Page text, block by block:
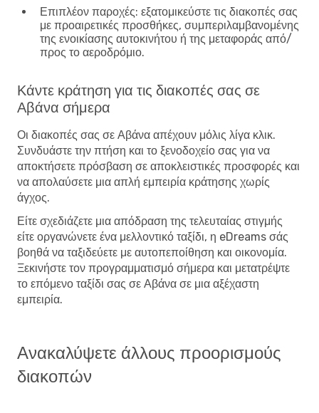
Επιπλέον παροχές: εξατομικεύστε τις διακοπές σας
με προαιρετικές προσθήκες, συμπεριλαμβανομένης
της ενοικίασης αυτοκινήτου ή της μεταφοράς από/
προς το αεροδρόμιο.
Κάντε κράτηση για τις διακοπές σας σε
Αβάνα σήμερα
Οι διακοπές σας σε Αβάνα απέχουν μόλις λίγα κλικ.
Συνδυάστε την πτήση και το ξενοδοχείο σας για να
αποκτήσετε πρόσβαση σε αποκλειστικές προσφορές και
να απολαύσετε μια απλή εμπειρία κράτησης χωρίς
άγχος.
Είτε σχεδιάζετε μια απόδραση της τελευταίας στιγμής
είτε οργανώνετε ένα μελλοντικό ταξίδι, η eDreams σάς
βοηθά να ταξιδεύετε με αυτοπεποίθηση και οικονομία.
Ξεκινήστε τον προγραμματισμό σήμερα και μετατρέψτε
το επόμενο ταξίδι σας σε Αβάνα σε μια αξέχαστη
εμπειρία.
Ανακαλύψετε άλλους προορισμούς
διακοπών